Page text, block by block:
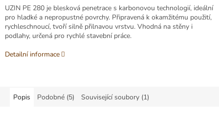
UZIN PE 280 je blesková penetrace s karbonovou technologií, ideální
pro hladké a nepropustné povrchy. Připravená k okamžitému použití,
rychleschnoucí, tvoří silně přilnavou vrstvu. Vhodná na stěny i
podlahy, určená pro rychlé stavební práce.
Detailní informace
Popis Podobné (5) Související soubory (1)